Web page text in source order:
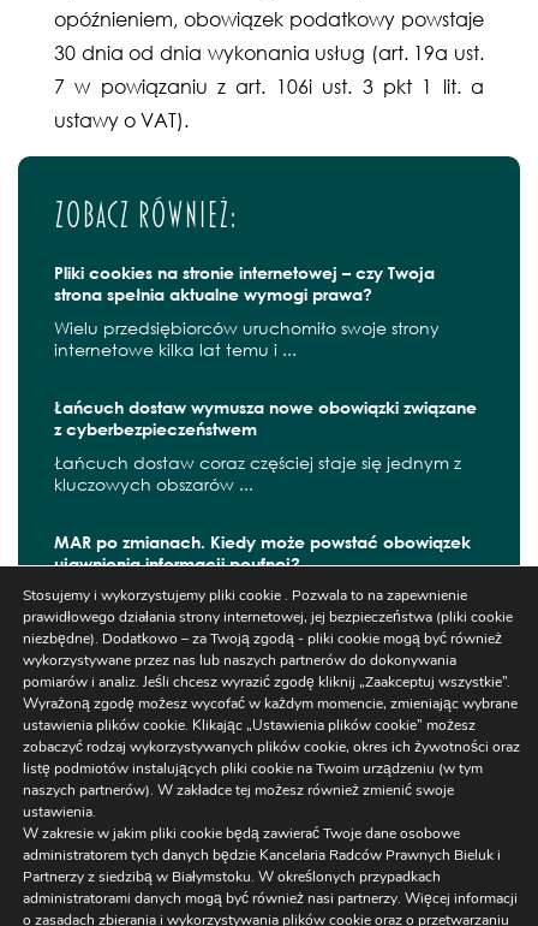
opóźnieniem, obowiązek podatkowy powstaje
30 dnia od dnia wykonania usług (art. 19a ust.
7 w powiązaniu z art. 106i ust. 3 pkt 1 lit. a
ustawy o VAT).
Zobacz również:
Pliki cookies na stronie internetowej – czy Twoja
strona spełnia aktualne wymogi prawa?
Wielu przedsiębiorców uruchomiło swoje strony
internetowe kilka lat temu i ...
Łańcuch dostaw wymusza nowe obowiązki związane
z cyberbezpieczeństwem
Łańcuch dostaw coraz częściej staje się jednym z
kluczowych obszarów ...
MAR po zmianach. Kiedy może powstać obowiązek
ujawnienia informacji poufnej?
W czerwcu 2026 r. zaczęły obowiązywać kolejne
zmiany wynikające z ...
Szukaj
Ustawienia
Stosujemy i wykorzystujemy pliki cookie . Pozwala to na zapewnienie
prawidłowego działania strony internetowej, jej bezpieczeństwa (pliki cookie
niezbędne). Dodatkowo – za Twoją zgodą - pliki cookie mogą być również
wykorzystywane przez nas lub naszych partnerów do dokonywania
pomiarów i analiz. Jeśli chcesz wyrazić zgodę kliknij „Zaakceptuj wszystkie”.
Wyrażoną zgodę możesz wycofać w każdym momencie, zmieniając wybrane
ustawienia plików cookie. Klikając „Ustawienia plików cookie” możesz
zobaczyć rodzaj wykorzystywanych plików cookie, okres ich żywotności oraz
listę podmiotów instalujących pliki cookie na Twoim urządzeniu (w tym
naszych partnerów). W zakładce tej możesz również zmienić swoje
ustawienia.
W zakresie w jakim pliki cookie będą zawierać Twoje dane osobowe
administratorem tych danych będzie Kancelaria Radców Prawnych Bieluk i
Partnerzy z siedzibą w Białymstoku. W określonych przypadkach
administratorami danych mogą być również nasi partnerzy. Więcej informacji
o zasadach zbierania i wykorzystywania plików cookie oraz o przetwarzaniu